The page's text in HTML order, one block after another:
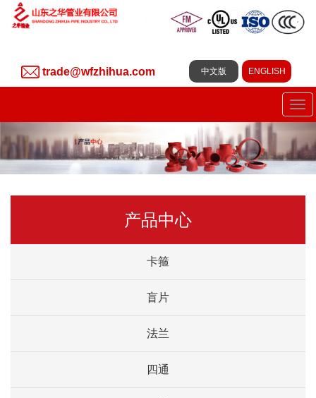
中文版 ENGLISH
trade@wfzhihua.com
产品中心
卡箍
盲片
法兰
四通